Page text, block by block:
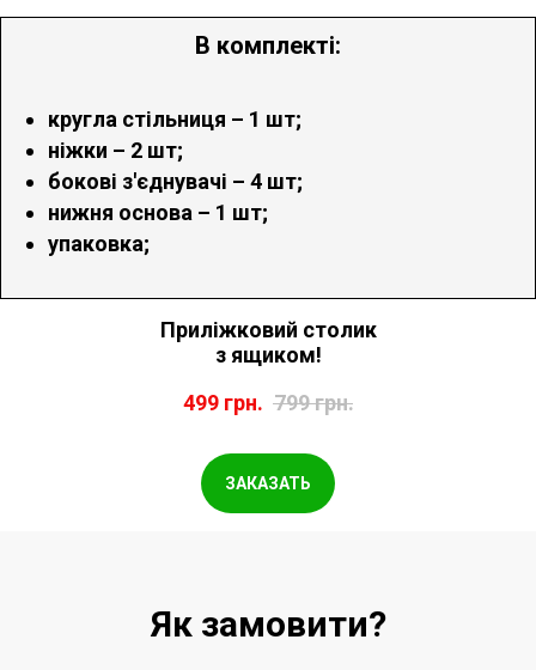
В комплекті:
кругла стільниця – 1 шт;
ніжки – 2 шт;
бокові з'єднувачі – 4 шт;
нижня основа – 1 шт;
упаковка;
Приліжковий столик
з ящиком!
499 грн. 799грн.
ЗАКАЗАТЬ
Як замовити?